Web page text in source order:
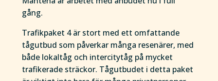
gång.
Trafikpaket 4 är stort med ett omfattande
tågutbud som påverkar många resenärer, med
både lokaltåg och intercitytåg på mycket
trafikerade sträckor. Tågutbudet i detta paket